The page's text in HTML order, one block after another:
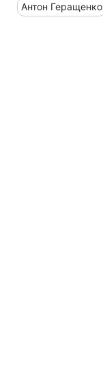
Антон Геращенко